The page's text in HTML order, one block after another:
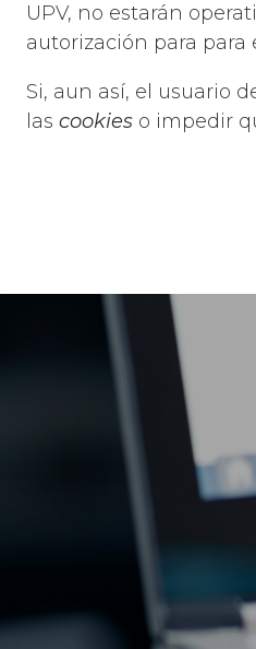
UPV, no estarán
autorización para para
Si, aun así, el usuario
las cookies o impedir